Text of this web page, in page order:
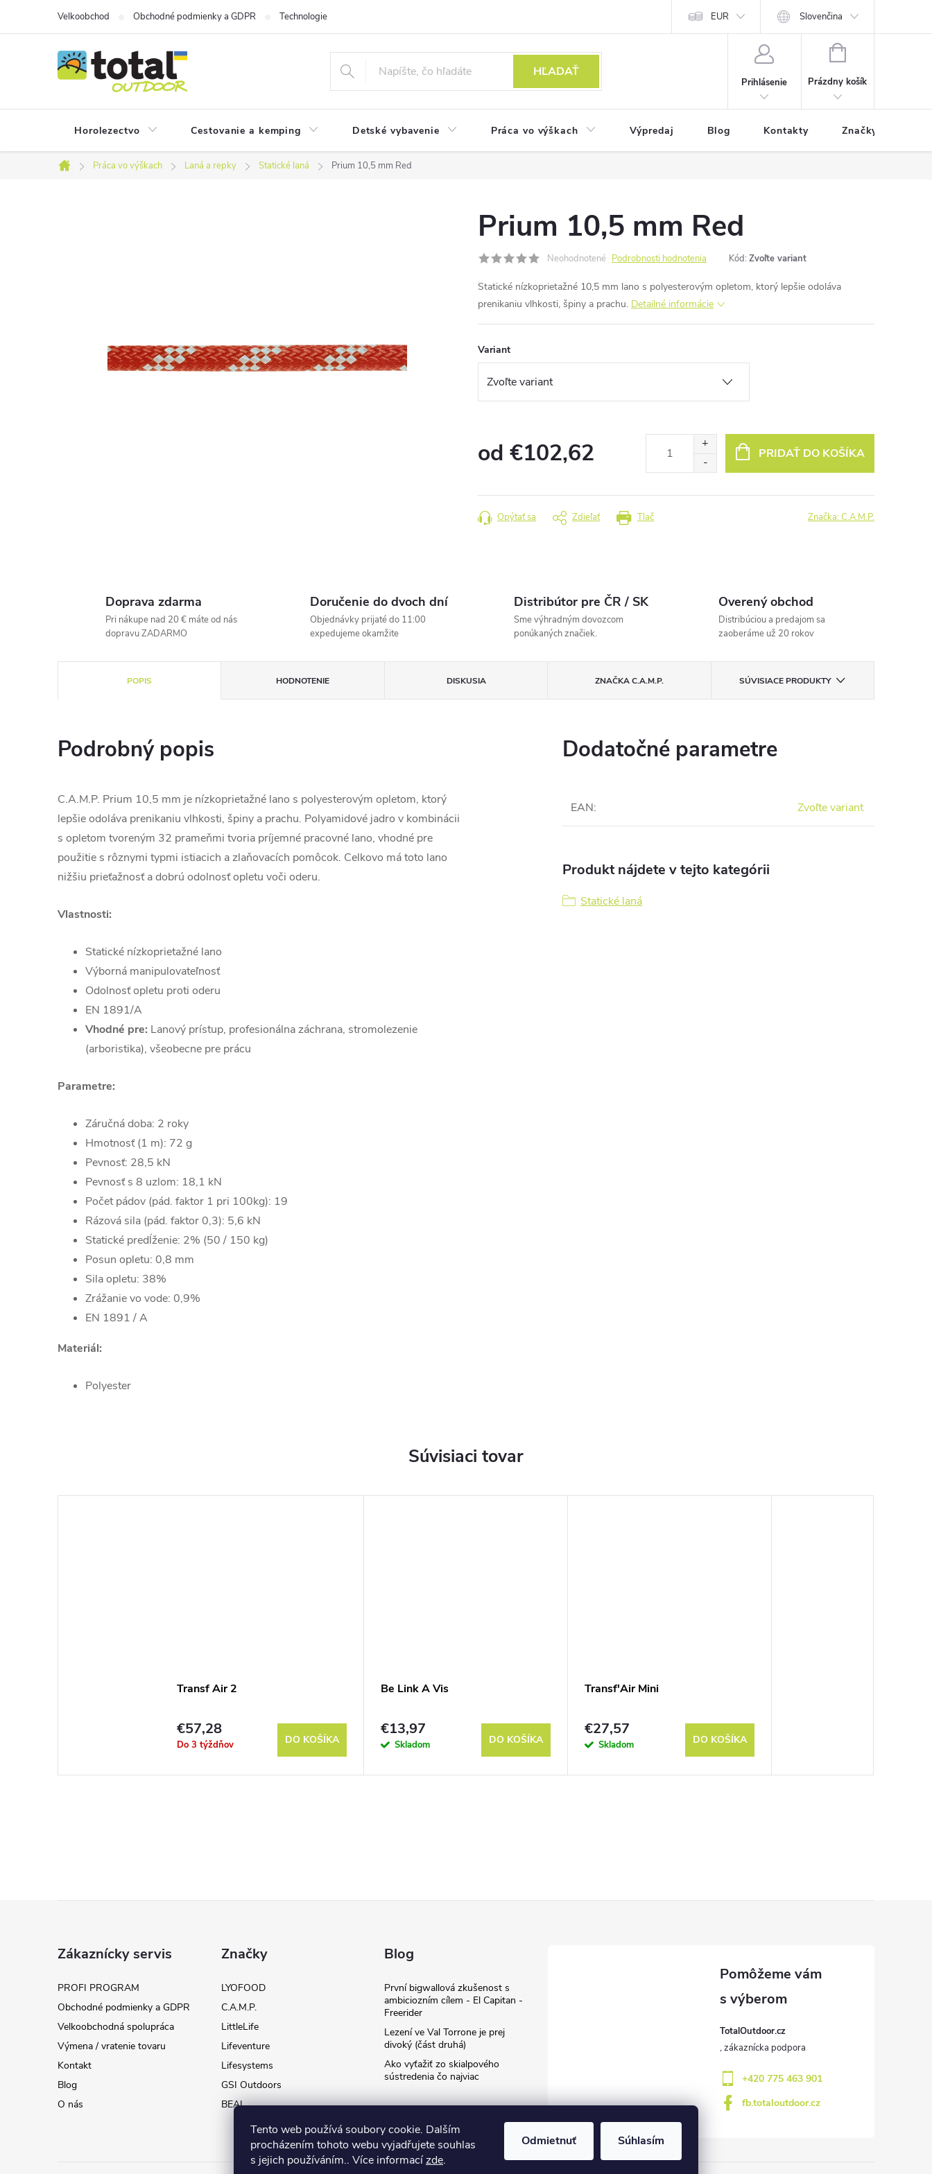
Tento web používá soubory cookie. Dalším
procházením tohoto webu vyjadřujete souhlas
s jejich používáním.. Více informacízde.
Odmietnuť Súhlasím
Velkoobchod Obchodné podmienky a GDPR Technologie EUR Slovenčina
HĽADAŤ
Prihlásenie
NÁKUPNÝ
Prázdny košík
Horolezectvo Cestovanie a kemping Detské vybavenie Práca vo výškach Výpredaj Blog Kontakty Značky
Domov
Práca vo výškach Laná a repky Statické laná Prium 10,5 mm Red
Prium 10,5 mm Red
Neohodnotené Podrobnosti hodnotenia Kód: Zvoľte variant
Statické nízkoprietažné 10,5 mm lano s polyesterovým opletom, ktorý lepšie odoláva
prenikaniu vlhkosti, špiny a prachu. Detailné informácie
Variant
od €102,62 PRIDAŤ DO KOŠÍKA
Tlač
Opýtať sa Zdieľať Značka:C.A.M.P.
Doprava zdarma
Pri nákupe nad 20 € máte od nás
dopravu ZADARMO
Doručenie do dvoch dní
Objednávky prijaté do 11:00
expedujeme okamžite
Distribútor pre ČR / SK
Sme výhradným dovozcom
ponúkaných značiek.
Overený obchod
Distribúciou a predajom sa
zaoberáme už 20 rokov
POPIS HODNOTENIE DISKUSIA ZNAČKAC.A.M.P. SÚVISIACE PRODUKTY
Podrobný popis
C.A.M.P. Prium 10,5 mm je nízkoprietažné lano s polyesterovým opletom, ktorý
lepšie odoláva prenikaniu vlhkosti, špiny a prachu. Polyamidové jadro v kombinácii
s opletom tvoreným 32 prameňmi tvoria príjemné pracovné lano, vhodné pre
použitie s rôznymi typmi istiacich a zlaňovacích pomôcok. Celkovo má toto lano
nižšiu prieťažnosť a dobrú odolnosť opletu voči oderu.
Vlastnosti:
Statické nízkoprietažné lano
Výborná manipulovateľnosť
Odolnosť opletu proti oderu
EN 1891/A
Vhodné pre: Lanový prístup, profesionálna záchrana, stromolezenie
(arboristika), všeobecne pre prácu
Parametre:
Záručná doba: 2 roky
Hmotnosť (1 m): 72 g
Pevnosť: 28,5 kN
Pevnosť s 8 uzlom: 18,1 kN
Počet pádov (pád. faktor 1 pri 100kg): 19
Rázová sila (pád. faktor 0,3): 5,6 kN
Statické predĺženie: 2% (50 / 150 kg)
Posun opletu: 0,8 mm
Sila opletu: 38%
Zrážanie vo vode: 0,9%
EN 1891 / A
Materiál:
Polyester
Dodatočné parametre
EAN: Zvoľte variant
Produkt nájdete v tejto kategórii
Statické laná
Súvisiaci tovar
Transf Air 2
€57,28
Do 3 týždňov DO KOŠÍKA
Be Link A Vis
€13,97
Skladom DO KOŠÍKA
Transf'Air Mini
€27,57
Skladom DO KOŠÍKA
Zákaznícky servis
PROFI PROGRAM
Obchodné podmienky a GDPR
Velkoobchodná spolupráca
Výmena / vratenie tovaru
Kontakt
Blog
O nás
Značky
LYOFOOD
C.A.M.P.
LittleLife
Lifeventure
Lifesystems
GSI Outdoors
BEAL
Blog
První bigwallová zkušenost s
ambiciozním cílem - El Capitan -
Freerider
Lezení ve Val Torrone je prej
divoký (část druhá)
Ako vyťažiť zo skialpového
sústredenia čo najviac
TotalOutdoor.cz
+420 775 463 901
fb.totaloutdoor.cz